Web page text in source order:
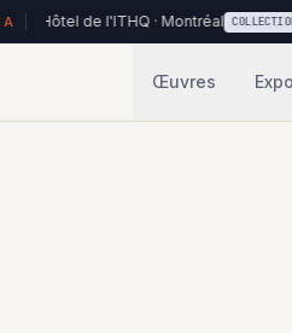
à Hôtel de l'ITHQ · Montréal COLLECTION
Œuvres